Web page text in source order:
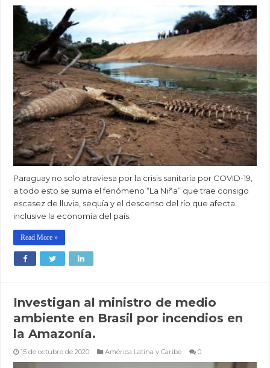
Paraguay no solo atraviesa por la crisis sanitaria por COVID-19,
a todo esto se suma el fenómeno “La Niña” que trae consigo
escasez de lluvia, sequía y el descenso del río que afecta
inclusive la economía del país.
Read More »
Investigan al ministro de medio
ambiente en Brasil por incendios en
la Amazonía.
15 de octubre de 2020 América Latina y Caribe 0